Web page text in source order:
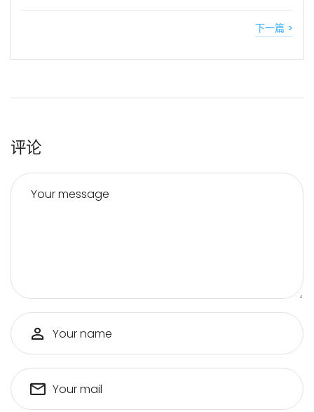
下一篇 >
评论
Your message
Your name
Your mail